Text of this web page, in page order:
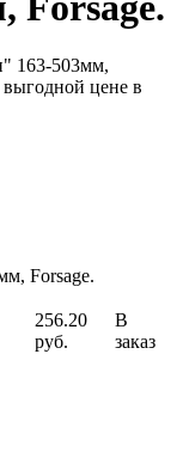
Forsage.
256.20
руб.
В
заказ